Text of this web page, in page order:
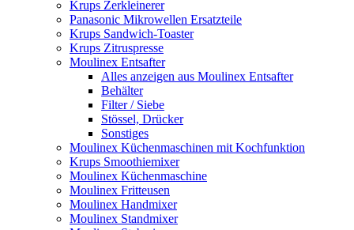
Krups Zerkleinerer
Panasonic Mikrowellen Ersatzteile
Krups Sandwich-Toaster
Krups Zitruspresse
Moulinex Entsafter
Alles anzeigen aus Moulinex Entsafter
Behälter
Filter / Siebe
Stössel, Drücker
Sonstiges
Moulinex Küchenmaschinen mit Kochfunktion
Krups Smoothiemixer
Moulinex Küchenmaschine
Moulinex Fritteusen
Moulinex Handmixer
Moulinex Standmixer